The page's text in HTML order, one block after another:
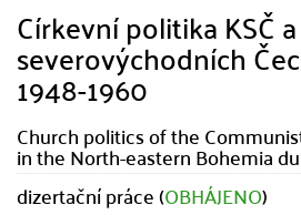
Církevní politika KSČ
severovýchodních
1948-1960
Church politics of the
in the North-eastern Bohemia
dizertační práce (OBHÁJENO)